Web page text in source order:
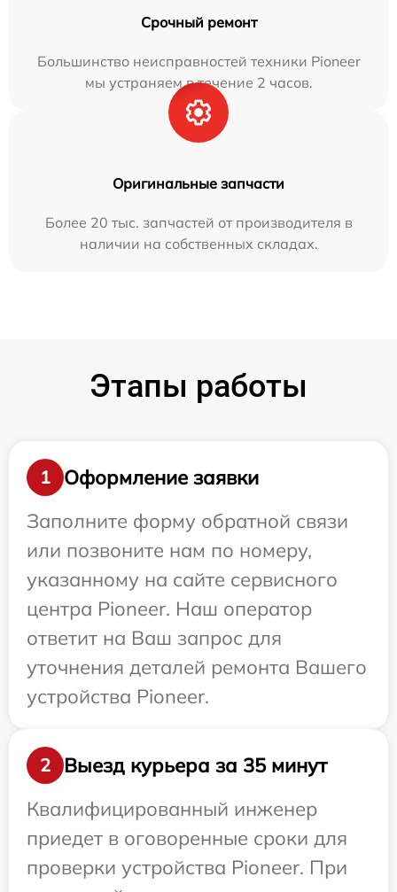
Срочный ремонт
Большинство неисправностей техники Pioneer
мы устраняем в течение 2 часов.
Оригинальные запчасти
Более 20 тыс. запчастей от производителя в
наличии на собственных складах.
Этапы работы
1
Оформление заявки
Заполните форму обратной связи
или позвоните нам по номеру,
указанному на сайте сервисного
центра Pioneer. Наш оператор
ответит на Ваш запрос для
уточнения деталей ремонта Вашего
устройства Pioneer.
2
Выезд курьера за 35 минут
Квалифицированный инженер
приедет в оговоренные сроки для
проверки устройства Pioneer. При